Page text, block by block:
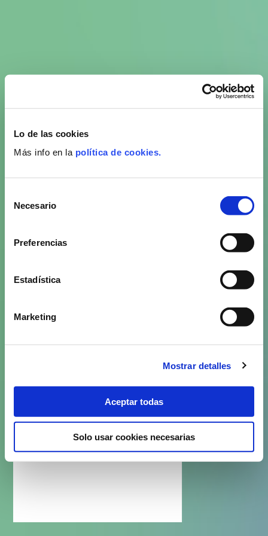
Lo de las cookies
Más info en la política de cookies.
Necesario
Preferencias
Estadística
Marketing
Mostrar detalles
Aceptar todas
Solo usar cookies necesarias